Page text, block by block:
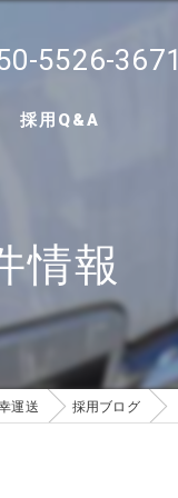
5526-3671
採用Q&A
情報
運送 採用ブログ